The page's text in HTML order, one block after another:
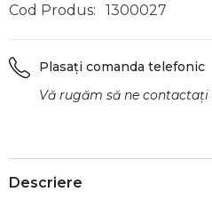
Cod Produs:
1300027
Plasați comanda telefonic
Vă rugăm să ne
Descriere